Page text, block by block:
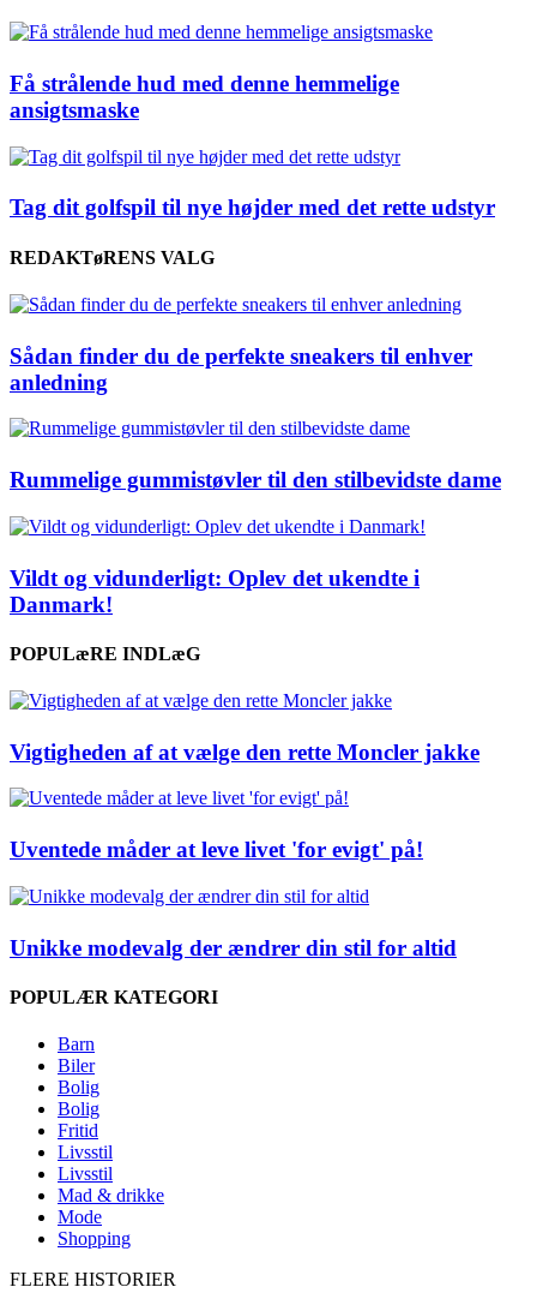
Få strålende hud med denne hemmelige
ansigtsmaske
Tag dit golfspil til nye højder med det rette udstyr
REDAKTøRENS VALG
Sådan finder du de perfekte sneakers til enhver
anledning
Rummelige gummistøvler til den stilbevidste dame
Vildt og vidunderligt: Oplev det ukendte i
Danmark!
POPULæRE INDLæG
Vigtigheden af at vælge den rette Moncler jakke
Uventede måder at leve livet 'for evigt' på!
Unikke modevalg der ændrer din stil for altid
POPULÆR KATEGORI
Barn
Biler
Bolig
Bolig
Fritid
Livsstil
Livsstil
Mad & drikke
Mode
Shopping
FLERE HISTORIER